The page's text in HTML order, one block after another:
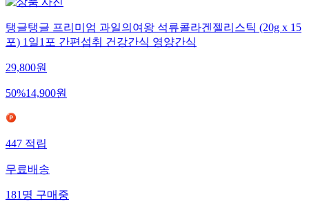
탱글탱글 프리미엄 과일의여왕 석류콜라겐젤리스틱 (20g x 15
포) 1일1포 간편섭취 건강간식 영양간식
29,800원
50%14,900원
447적립
무료배송
181명구매중